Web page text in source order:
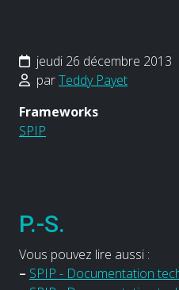
jeudi 26 décembre 2013
parTeddy Payet
Frameworks
SPIP
P.-S.
Vous pouvez lire aussi :
– SPIP - Documentation